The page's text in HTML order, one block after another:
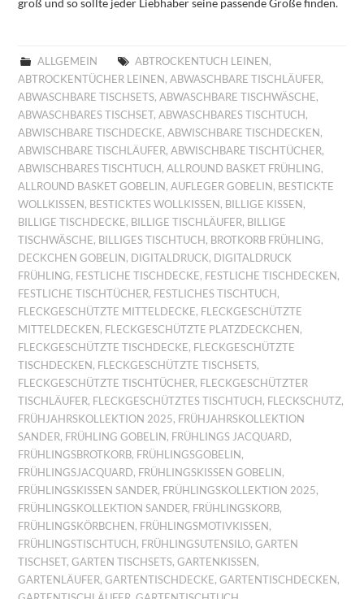
groß und so sollte jeder Liebhaber seine passende Größe finden.
ALLGEMEIN ABTROCKENTUCH LEINEN ,
ABTROCKENTÜCHER LEINEN ,ABWASCHBARE TISCHLÄUFER,
ABWASCHBARE TISCHSETS,ABWASCHBARE TISCHWÄSCHE,
ABWASCHBARES TISCHSET,ABWASCHBARES TISCHTUCH ,
ABWISCHBARE TISCHDECKE,ABWISCHBARE TISCHDECKEN ,
ABWISCHBARE TISCHLÄUFER,ABWISCHBARE TISCHTÜCHER,
ABWISCHBARES TISCHTUCH ,ALLROUND BASKET FRÜHLING,
ALLROUND BASKET GOBELIN ,AUFLEGER GOBELIN , BESTICKTE
WOLLKISSEN , BESTICKTES WOLLKISSEN , BILLIGE KISSEN ,
BILLIGE TISCHDECKE, BILLIGE TISCHLÄUFER, BILLIGE
TISCHWÄSCHE, BILLIGES TISCHTUCH , BROTKORB FRÜHLING,
DECKCHEN GOBELIN , DIGITALDRUCK, DIGITALDRUCK
FRÜHLING, FESTLICHE TISCHDECKE, FESTLICHE TISCHDECKEN ,
FESTLICHE TISCHTÜCHER, FESTLICHES TISCHTUCH ,
FLECKGESCHÜTZTE MITTELDECKE, FLECKGESCHÜTZTE
MITTELDECKEN , FLECKGESCHÜTZTE PLATZDECKCHEN ,
FLECKGESCHÜTZTE TISCHDECKE, FLECKGESCHÜTZTE
TISCHDECKEN , FLECKGESCHÜTZTE TISCHSETS,
FLECKGESCHÜTZTE TISCHTÜCHER, FLECKGESCHÜTZTER
TISCHLÄUFER, FLECKGESCHÜTZTES TISCHTUCH , FLECKSCHUTZ,
FRÜHJAHRSKOLLEKTION 2025, FRÜHJAHRSKOLLEKTION
SANDER, FRÜHLING GOBELIN , FRÜHLINGS JACQUARD,
FRÜHLINGSBROTKORB, FRÜHLINGSGOBELIN ,
FRÜHLINGSJACQUARD, FRÜHLINGSKISSEN GOBELIN ,
FRÜHLINGSKISSEN SANDER, FRÜHLINGSKOLLEKTION 2025,
FRÜHLINGSKOLLEKTION SANDER, FRÜHLINGSKORB,
FRÜHLINGSKÖRBCHEN , FRÜHLINGSMOTIVKISSEN ,
FRÜHLINGSTISCHTUCH , FRÜHLINGSUTENSILO,GARTEN
TISCHSET,GARTEN TISCHSETS,GARTENKISSEN ,
GARTENLÄUFER,GARTENTISCHDECKE,GARTENTISCHDECKEN ,